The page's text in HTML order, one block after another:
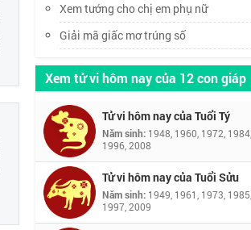
Xem tướng cho chị em phụ nữ
Giải mã giấc mơ trúng số
Xem tử vi hôm nay của 12 con giáp
Tử vi hôm nay của Tuổi Tý
Năm sinh: 1948, 1960, 1972, 1984,
1996, 2008
Tử vi hôm nay của Tuổi Sửu
Năm sinh: 1949, 1961, 1973, 1985,
1997, 2009